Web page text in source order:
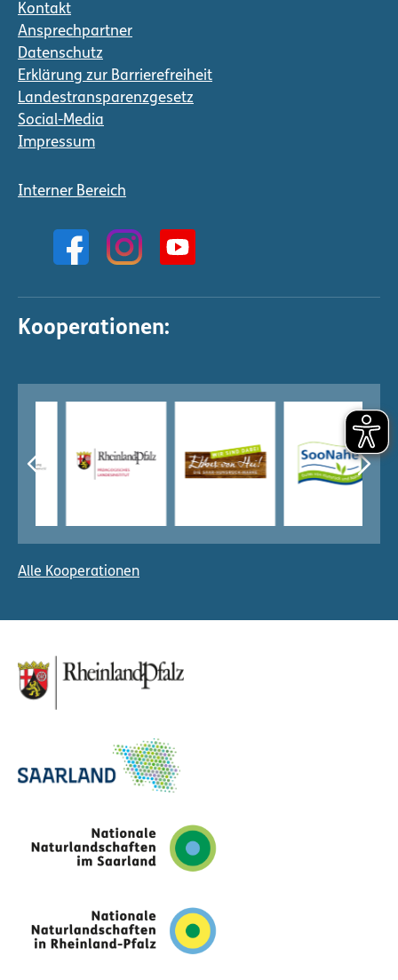
Kontakt
Ansprechpartner
Datenschutz
Erklärung zur Barrierefreiheit
Landestransparenzgesetz
Social-Media
Impressum
Interner Bereich
Kooperationen:
Alle Kooperationen